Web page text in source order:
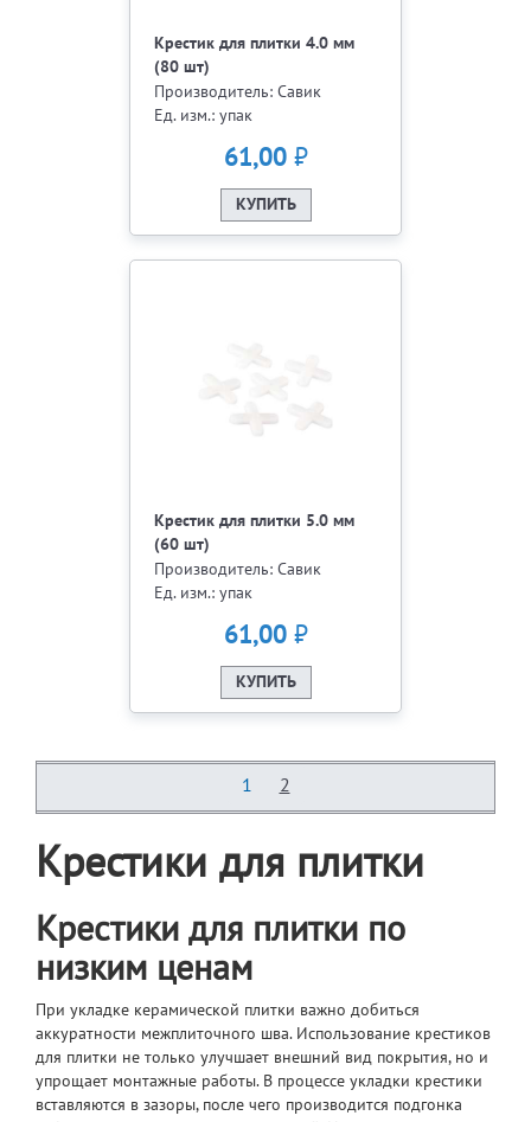
Крестик для плитки 4.0 мм
(80 шт)
Производитель: Савик
Ед. изм.: упак
61,00₽
КУПИТЬ
Крестик для плитки 5.0 мм
(60 шт)
Производитель: Савик
Ед. изм.: упак
61,00₽
КУПИТЬ
1 2
Крестики для плитки
Крестики для плитки по
низким ценам
При укладке керамической плитки важно добиться
аккуратности межплиточного шва. Использование крестиков
для плитки не только улучшает внешний вид покрытия, но и
упрощает монтажные работы. В процессе укладки крестики
вставляются в зазоры, после чего производится подгонка